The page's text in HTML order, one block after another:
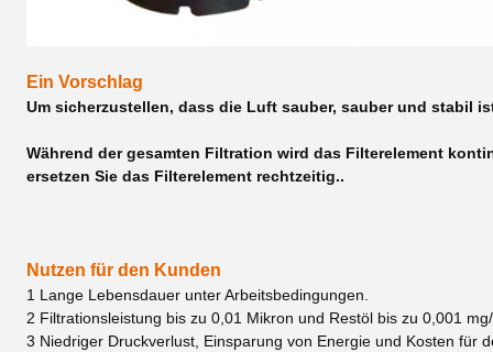
Ein Vorschlag
Um sicherzustellen, dass die Luft sauber, sauber und stabil
Während der gesamten Filtration wird das Filterelement
ersetzen Sie das Filterelement rechtzeitig..
Nutzen für den Kunden
1 Lange Lebensdauer unter Arbeitsbedingungen.
2 Filtrationsleistung bis zu 0,01 Mikron und Restöl bis zu 0,001
3 Niedriger Druckverlust, Einsparung von Energie und Kosten für